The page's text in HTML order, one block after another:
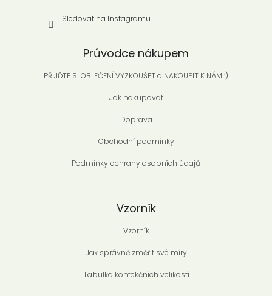
Sledovat na Instagramu
Průvodce nákupem
PŘIJĎTE SI OBLEČENÍ VYZKOUŠET a NAKOUPIT K NÁM :)
Jak nakupovat
Doprava
Obchodní podmínky
Podmínky ochrany osobních údajů
Vzorník
Vzorník
Jak správně změřit své míry
Tabulka konfekčních velikostí